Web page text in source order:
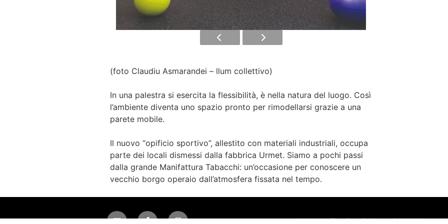
(foto Claudiu Asmarandei – llum collettivo)
In una palestra si esercita la flessibilità, è nella natura del luogo. Così
l’ambiente diventa uno spazio pronto per rimodellarsi grazie a una
parete mobile.
Il nuovo “opificio sportivo”, allestito con materiali industriali, occupa
parte dei locali dismessi dalla fabbrica Urmet. Siamo a pochi passi
dalla grande Manifattura Tabacchi: un’occasione per conoscere un
vecchio borgo operaio dall’atmosfera fissata nel tempo.
Email FacebookInstagram Made byTurn into Coders, withWordpress